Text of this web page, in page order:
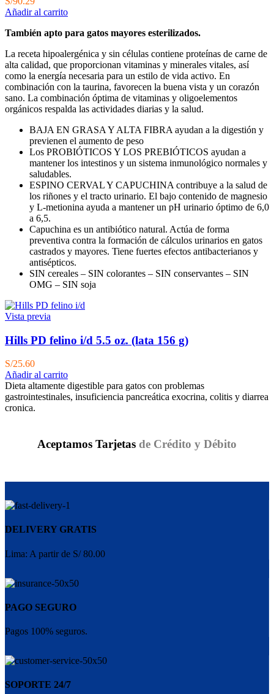
Añadir al carrito
También apto para gatos mayores esterilizados.
La receta hipoalergénica y sin células contiene proteínas de carne de
alta calidad, que proporcionan vitaminas y minerales vitales, así
como la energía necesaria para un estilo de vida activo. En
combinación con la taurina, favorecen la buena vista y un corazón
sano. La combinación óptima de vitaminas y oligoelementos
orgánicos respalda las actividades diarias y la salud.
BAJA EN GRASA Y ALTA FIBRA ayudan a la digestión y
previenen el aumento de peso
Los PROBIÓTICOS Y LOS PREBIÓTICOS ayudan a
mantener los intestinos y un sistema inmunológico normales y
saludables.
ESPINO CERVAL Y CAPUCHINA contribuye a la salud de
los riñones y el tracto urinario. El bajo contenido de magnesio
y L-metionina ayuda a mantener un pH urinario óptimo de 6,0
a 6,5.
Capuchina es un antibiótico natural. Actúa de forma
preventiva contra la formación de cálculos urinarios en gatos
castrados y mayores. Tiene fuertes efectos antibacterianos y
antisépticos.
SIN cereales – SIN colorantes – SIN conservantes – SIN
OMG – SIN soja
Vista previa
Hills PD felino i/d 5.5 oz. (lata 156 g)
S/25.60
Añadir al carrito
Dieta altamente digestible para gatos con problemas
gastrointestinales, insuficiencia pancreática exocrina, colitis y diarrea
cronica.
Aceptamos Tarjetas de Crédito y Débito
DELIVERY GRATIS
Lima: A partir de S/ 80.00
PAGO SEGURO
Pagos 100% seguros.
SOPORTE 24/7